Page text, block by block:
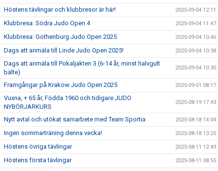
Höstens tävlingar och klubbresor är här! 2025-09-04 12:11
Klubbresa: Södra Judo Open 4 2025-09-04 11:47
Klubbresa: Gothenburg Judo Open 2025 2025-09-04 10:46
Dags att anmäla till Linde Judo Open 2025! 2025-09-04 10:38
Dags att anmäla till Pokaljakten 3 (6-14 år, minst halvgult
bälte)
2025-09-04 10:30
Framgångar på Krakow Judo Open 2025 2025-09-01 08:17
Vuxna, + 65 år, Födda 1960 och tidigare JUDO
NYBÖRJARKURS
2025-08-19 17:43
Nytt avtal och utökat samarbete med Team Sportia 2025-08-18 14:04
Ingen sommarträning denna vecka! 2025-08-18 13:25
Höstens övriga tävlingar 2025-08-11 12:49
Höstens första tävlingar 2025-08-11 08:55